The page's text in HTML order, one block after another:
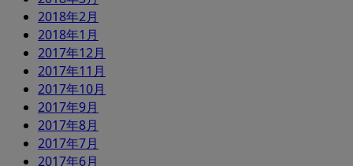
2018年2月
2018年1月
2017年12月
2017年11月
2017年10月
2017年9月
2017年8月
2017年7月
2017年6月